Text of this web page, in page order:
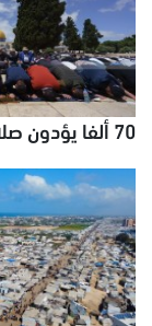
70 ألفا يؤدون صلاة الجمعة في المسجد الأقصى